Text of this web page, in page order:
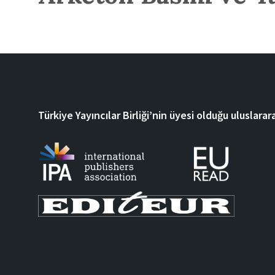
Türkiye Yayıncılar Birliği’nin üyesi olduğu